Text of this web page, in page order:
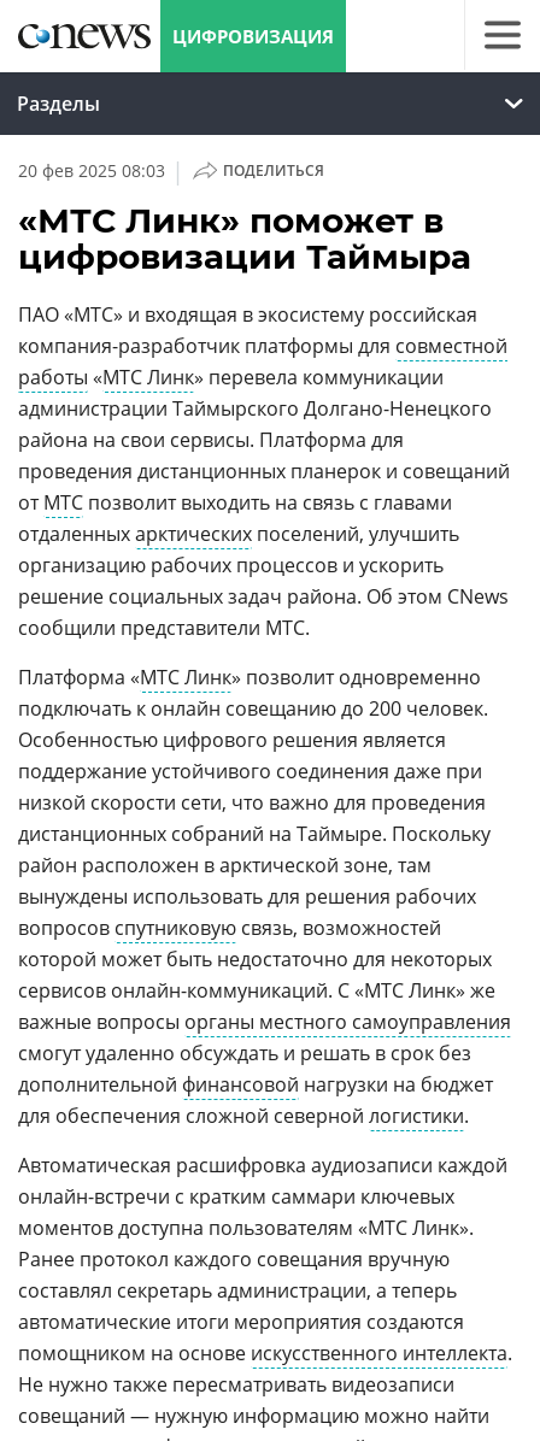
ЦИФРОВИЗАЦИЯ
Разделы
20 фев 2025 08:03 | ПОДЕЛИТЬСЯ
«МТС Линк» поможет в
цифровизации Таймыра
ПАО «МТС» и входящая в экосистему российская
компания-разработчик платформы для совместной
работы «МТС Линк» перевела коммуникации
администрации Таймырского Долгано-Ненецкого
района на свои сервисы. Платформа для
проведения дистанционных планерок и совещаний
отМТС позволит выходить на связь с главами
отдаленныхарктических поселений, улучшить
организацию рабочих процессов и ускорить
решение социальных задач района. Об этом CNews
сообщили представители МТС.
Платформа «МТС Линк» позволит одновременно
подключать к онлайн совещанию до 200 человек.
Особенностью цифрового решения является
поддержание устойчивого соединения даже при
низкой скорости сети, что важно для проведения
дистанционных собраний на Таймыре. Поскольку
район расположен в арктической зоне, там
вынуждены использовать для решения рабочих
вопросов спутниковую связь, возможностей
которой может быть недостаточно для некоторых
сервисов онлайн-коммуникаций. С «МТС Линк» же
важные вопросы органы местного самоуправления
смогут удаленно обсуждать и решать в срок без
дополнительной финансовой нагрузки на бюджет
для обеспечения сложной северной логистики.
Автоматическая расшифровка аудиозаписи каждой
онлайн-встречи с кратким саммари ключевых
моментов доступна пользователям «МТС Линк».
Ранее протокол каждого совещания вручную
составлял секретарь администрации, а теперь
автоматические итоги мероприятия создаются
помощником на основе искусственного интеллекта.
Не нужно также пересматривать видеозаписи
совещаний — нужную информацию можно найти